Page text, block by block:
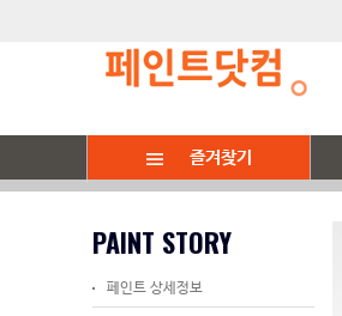
즐겨찾기
일
PAINT STORY
페인트 상세정보